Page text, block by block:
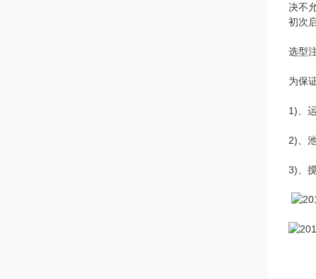
决不
初次
选型
为保
1)、
2)、
3)、